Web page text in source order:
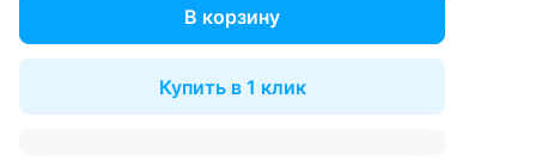
В корзину
Купить в 1 клик